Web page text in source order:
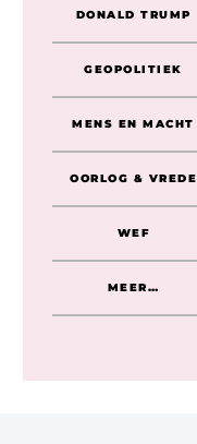
DONALD TRUMP
GEOPOLITIEK
MENS EN MACHT
OORLOG & VREDE
WEF
MEER…